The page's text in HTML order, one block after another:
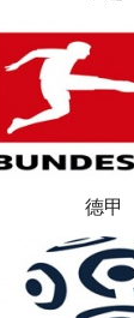
德甲